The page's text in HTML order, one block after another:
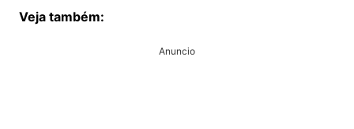
Veja também:
Anuncio